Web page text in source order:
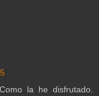
la he disfrutado.